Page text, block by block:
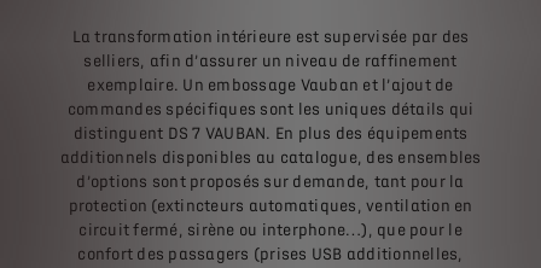
La transformation intérieure est supervisée par des
selliers, afin d’assurer un niveau de raffinement
exemplaire. Un embossage Vauban et l’ajout de
commandes spécifiques sont les uniques détails qui
distinguent DS 7 VAUBAN. En plus des équipements
additionnels disponibles au catalogue, des ensembles
d’options sont proposés sur demande, tant pour la
protection (extincteurs automatiques, ventilation en
circuit fermé, sirène ou interphone…), que pour le
confort des passagers (prises USB additionnelles,